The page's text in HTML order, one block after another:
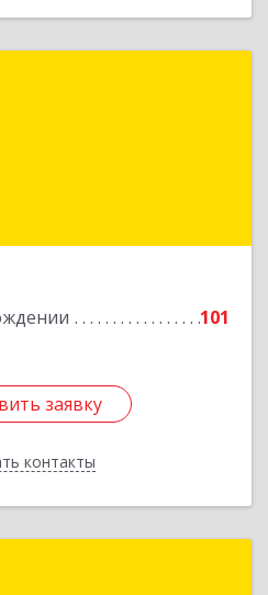
101
заявку
контакты
обл, Великие Луки г,
заявку
Назад